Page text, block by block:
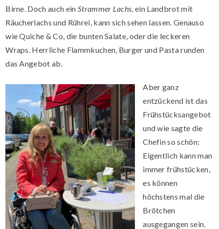
Birne. Doch auch ein Strammer Lachs , ein Landbrot mit
Räucherlachs und Rührei, kann sich sehen lassen. Genauso
wie Quiche & Co, die bunten Salate, oder die leckeren
Wraps. Herrliche Flammkuchen, Burger und Pasta runden
das Angebot ab.
Aber ganz
entzückend ist das
Frühstücksangebot
und wie sagte die
Chefin so schön:
Eigentlich kann man
immer frühstücken,
es können
höchstens mal die
Brötchen
ausgegangen sein.